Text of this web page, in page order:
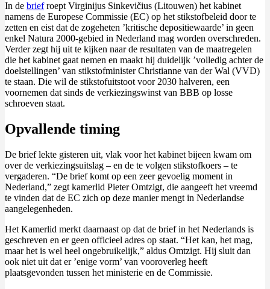
In de briefroept Virginijus Sinkevičius (Litouwen) het kabinet
namens de Europese Commissie (EC) op het stikstofbeleid door te
zetten en eist dat de zogeheten ’kritische depositiewaarde’ in geen
enkel Natura 2000-gebied in Nederland mag worden overschreden.
Verder zegt hij uit te kijken naar de resultaten van de maatregelen
die het kabinet gaat nemen en maakt hij duidelijk ’volledig achter de
doelstellingen’ van stikstofminister Christianne van der Wal (VVD)
te staan. Die wil de stikstofuitstoot voor 2030 halveren, een
voornemen dat sinds de verkiezingswinst van BBB op losse
schroeven staat.
Opvallende timing
De brief lekte gisteren uit, vlak voor het kabinet bijeen kwam om
over de verkiezingsuitslag – en de te volgen stikstofkoers – te
vergaderen. “De brief komt op een zeer gevoelig moment in
Nederland,” zegt kamerlid Pieter Omtzigt, die aangeeft het vreemd
te vinden dat de EC zich op deze manier mengt in Nederlandse
aangelegenheden.
Het Kamerlid merkt daarnaast op dat de brief in het Nederlands is
geschreven en er geen officieel adres op staat. “Het kan, het mag,
maar het is wel heel ongebruikelijk,” aldus Omtzigt. Hij sluit dan
ook niet uit dat er ’enige vorm’ van vooroverleg heeft
plaatsgevonden tussen het ministerie en de Commissie.